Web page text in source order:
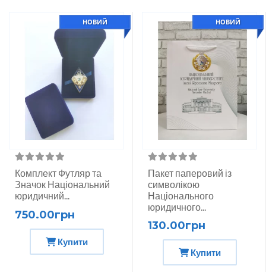
Комплект Футляр та
Значок Національний
юридичний...
НОВИЙ
750.00грн
Купити
Пакет паперовий із
символікою
Національного
юридичного...
НОВИЙ
130.00грн
Купити